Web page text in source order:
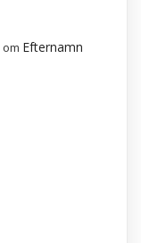
om Efternamn